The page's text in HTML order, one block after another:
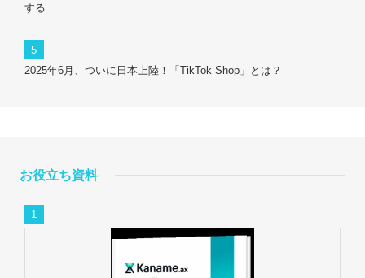
する
2025年6月、ついに日本上陸！「TikTok Shop」とは？
お役立ち資料